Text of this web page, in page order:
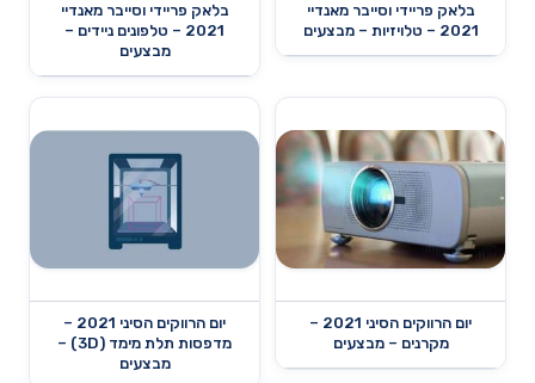
בלאק פריידי וסייבר מאנדיי
2021 – טלויזיות – מבצעים
בלאק פריידי וסייבר מאנדיי
2021 – טלפונים ניידים –
מבצעים
יום הרווקים הסיני 2021 –
מקרנים – מבצעים
יום הרווקים הסיני 2021 –
מדפסות תלת מימד (3D) –
מבצעים